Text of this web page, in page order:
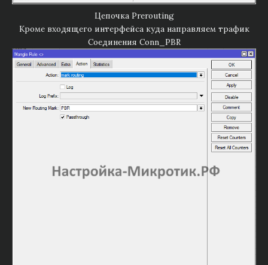
Цепочка Prerouting
Кроме входящего интерфейса куда направляем трафик
Соединения Conn_PBR